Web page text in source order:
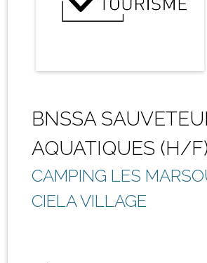
BNSSA
AQUATIQUES (H/F)
CAMPING LES
CIELA VILLAGE